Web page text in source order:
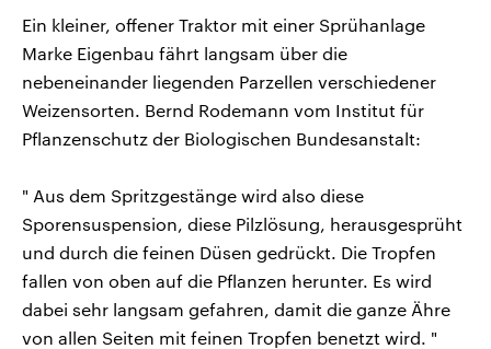
Ein kleiner, offener Traktor mit einer Sprühanlage
Marke Eigenbau fährt langsam über die
nebeneinander liegenden Parzellen verschiedener
Weizensorten. Bernd Rodemann vom Institut für
Pflanzenschutz der Biologischen Bundesanstalt:
" Aus dem Spritzgestänge wird also diese
Sporensuspension, diese Pilzlösung, herausgesprüht
und durch die feinen Düsen gedrückt. Die Tropfen
fallen von oben auf die Pflanzen herunter. Es wird
dabei sehr langsam gefahren, damit die ganze Ähre
von allen Seiten mit feinen Tropfen benetzt wird. "